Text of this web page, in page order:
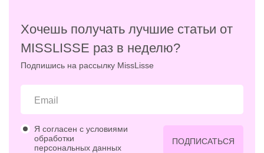
Хочешь получать лучшие статьи от
MISSLISSE раз в неделю?
Подпишись на рассылку MissLisse
Я согласен с условиями
обработки
персональных данных
ПОДПИСАТЬСЯ